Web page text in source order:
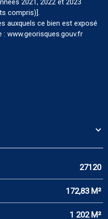
2021, 2022 et 2023
compris)].
auxquels ce bien est exposé
www.georisques.gouv.fr
27120
172,83 M²
1 202 M²